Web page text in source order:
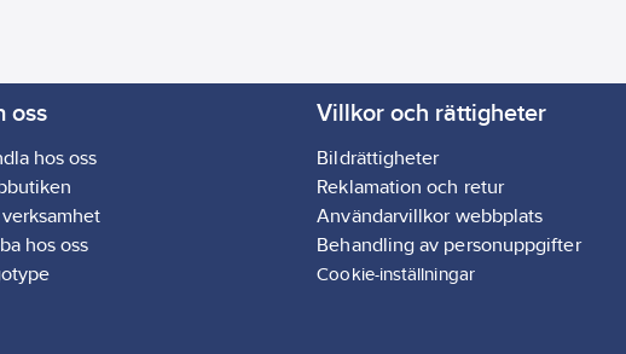
oss
hos oss
hos oss
Villkor och rättigheter
Bildrättigheter
Reklamation och retur
Användarvillkor webbplats
Behandling av personuppgifter
Cookie-inställningar